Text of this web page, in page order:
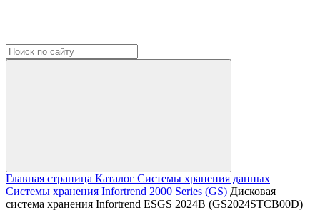
Главная страница Каталог Системы хранения данных
Системы хранения Infortrend 2000 Series (GS) Дисковая
система хранения Infortrend ESGS 2024B (GS2024STCB00D)